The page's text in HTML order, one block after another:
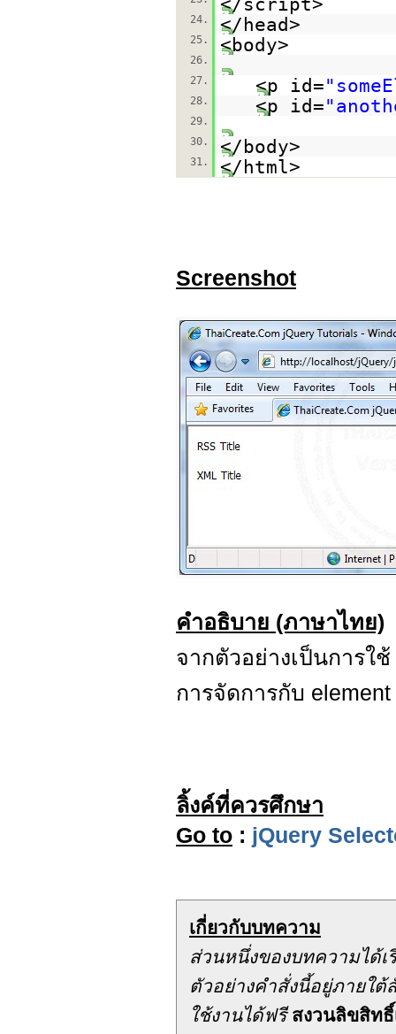
24. </head>
25. <body>
26.
27.
<p id=
28. <p id=
29.
30.
</body>
31. </html>
Screenshot
คำอธิบาย (ภาษาไทย)
จากตัวอย่างเป็นการใช้
การจัดการกับ
ลิ้งค์ที่ควรศึกษา
Go to : jQuery
เกี่ยวกับบทความ
ส่วนหนึ่งของบทความได้เ
ตัวอย่างคำสั่งนี้อยู่ภาย
ใช้งานได้ฟรีสงวนลิขสิทธิ์